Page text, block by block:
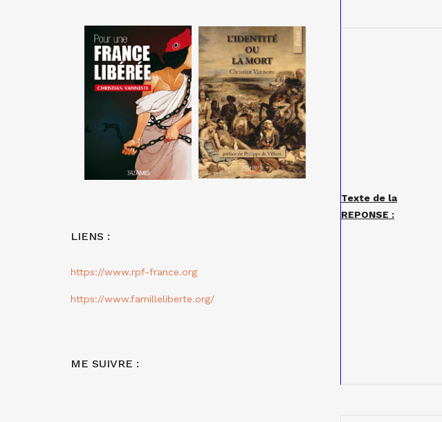
Texte de la
REPONSE :
LIENS :
https://www.rpf-france.org
https://www.familleliberte.org/
ME SUIVRE :